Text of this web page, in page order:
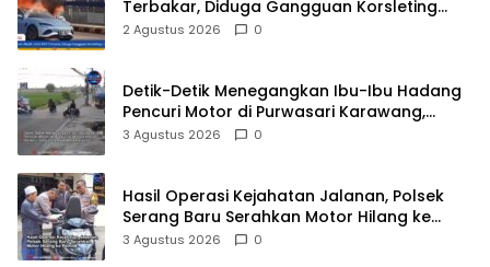
Terbakar, Diduga Gangguan Korsleting
Listrik
2 Agustus 2026 0
Detik-Detik Menegangkan Ibu-Ibu Hadang
Pencuri Motor di Purwasari Karawang,
Pelaku Lolos di Tengah Keramaian!
3 Agustus 2026 0
Hasil Operasi Kejahatan Jalanan, Polsek
Serang Baru Serahkan Motor Hilang ke
Pemilik
3 Agustus 2026 0